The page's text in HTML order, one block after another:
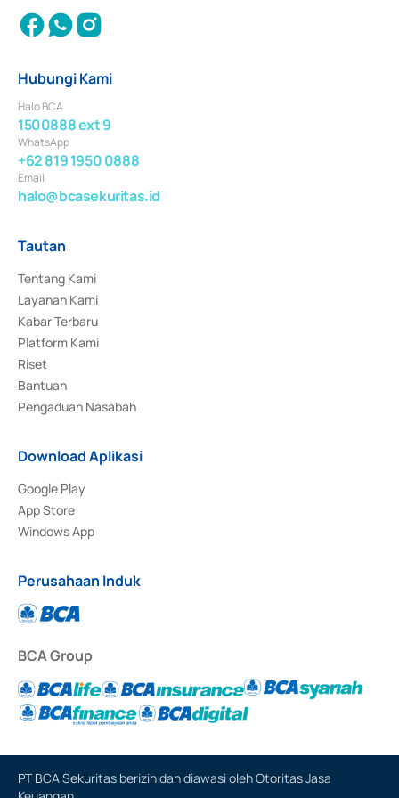
Hubungi Kami
Halo BCA
1500888 ext 9
WhatsApp
+62 819 1950 0888
Email
halo@bcasekuritas.id
Tautan
Tentang Kami
Layanan Kami
Kabar Terbaru
Platform Kami
Riset
Bantuan
Pengaduan Nasabah
Download Aplikasi
Google Play
App Store
Windows App
Perusahaan Induk
BCA Group
PT BCA Sekuritas berizin dan diawasi oleh Otoritas Jasa